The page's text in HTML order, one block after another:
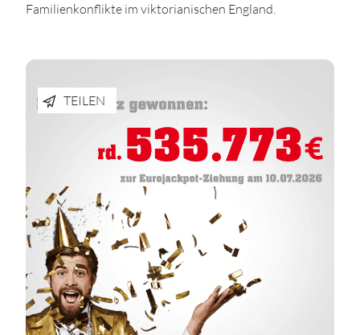
Familienkonflikte im viktorianischen England.
TEILEN